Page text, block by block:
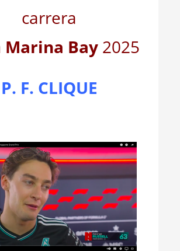
carrera
Marina Bay 2025
P. F. CLIQUE